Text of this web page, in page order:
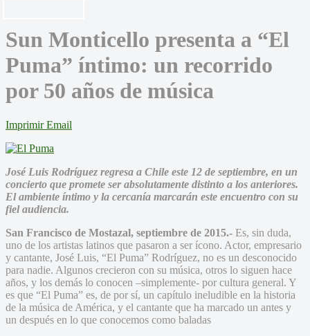
Sun Monticello presenta a “El
Puma” íntimo: un recorrido
por 50 años de música
Imprimir Email
José Luis Rodríguez regresa a Chile este 12 de septiembre, en un
concierto que promete ser absolutamente distinto a los anteriores.
El ambiente íntimo y la cercanía marcarán este encuentro con su
fiel audiencia.
San Francisco de Mostazal, septiembre de 2015.- Es, sin duda,
uno de los artistas latinos que pasaron a ser ícono. Actor, empresario
y cantante, José Luis, “El Puma” Rodríguez, no es un desconocido
para nadie. Algunos crecieron con su música, otros lo siguen hace
años, y los demás lo conocen –simplemente- por cultura general. Y
es que “El Puma” es, de por sí, un capítulo ineludible en la historia
de la música de América, y el cantante que ha marcado un antes y
un después en lo que conocemos como baladas